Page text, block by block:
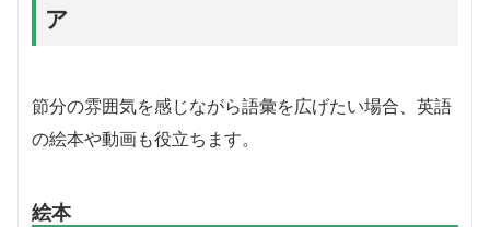
ア
節分の雰囲気を感じながら語彙を広げたい場合、英語
の絵本や動画も役立ちます。
絵本